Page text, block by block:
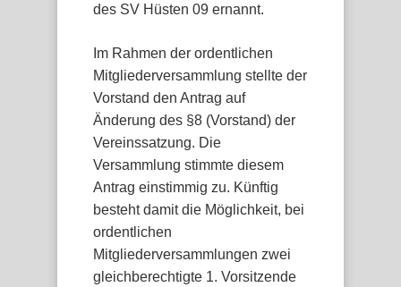
des SV Hüsten 09 ernannt.
Im Rahmen der ordentlichen
Mitgliederversammlung stellte der
Vorstand den Antrag auf
Änderung des §8 (Vorstand) der
Vereinssatzung. Die
Versammlung stimmte diesem
Antrag einstimmig zu. Künftig
besteht damit die Möglichkeit, bei
ordentlichen
Mitgliederversammlungen zwei
gleichberechtigte 1. Vorsitzende